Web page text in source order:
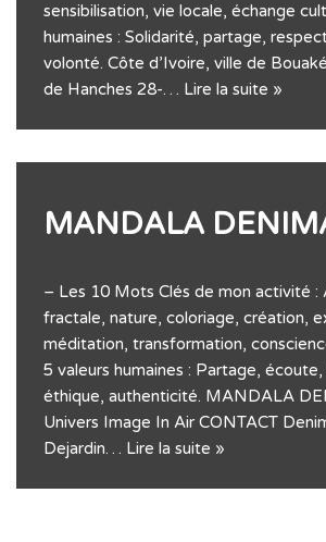
sensibilisation, vie locale, échange
humaines : Solidarité, partage,
volonté. Côte d’Ivoire, ville de
de Hanches 28-… Lire la suite »
MANDALA
– Les 10 Mots Clés de mon activité :
fractale, nature, coloriage, création,
méditation, transformation,
5 valeurs humaines : Partage,
éthique, authenticité. MANDALA
Univers Image In Air CONTACT
Dejardin… Lire la suite »